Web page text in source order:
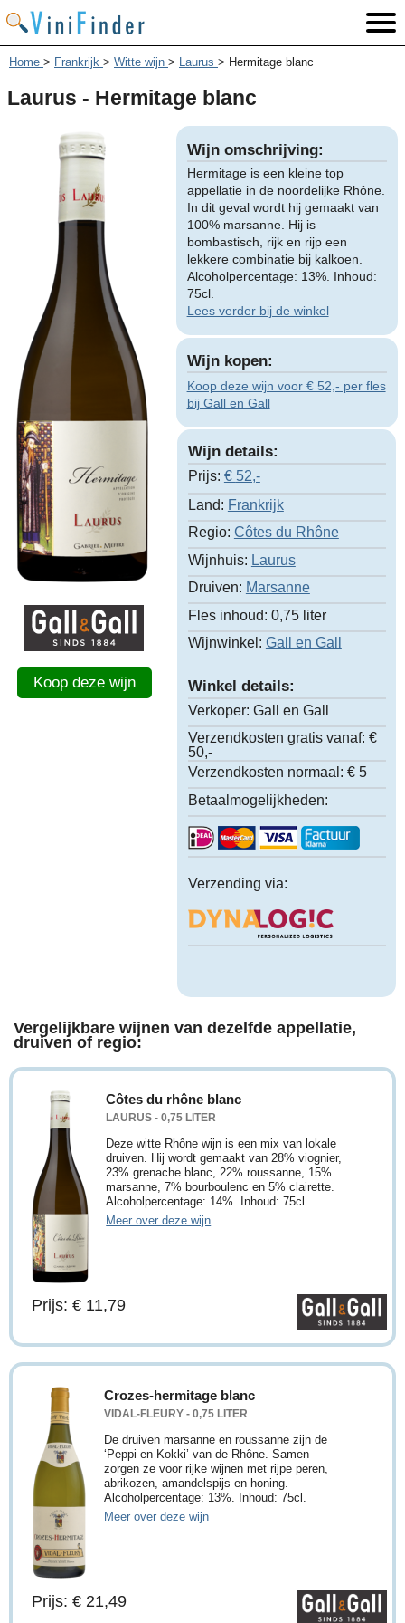
Home > Frankrijk > Witte wijn > Laurus > Hermitage blanc
Laurus - Hermitage blanc
Koop deze wijn
Wijn omschrijving:
Hermitage is een kleine top
appellatie in de noordelijke Rhône.
In dit geval wordt hij gemaakt van
100% marsanne. Hij is
bombastisch, rijk en rijp een
lekkere combinatie bij kalkoen.
Alcoholpercentage: 13%. Inhoud:
75cl.
Lees verder bij de winkel
Wijn kopen:
Koop deze wijn voor € 52,- per fles
bij Gall en Gall
Wijn details:
Prijs: € 52,-
Land: Frankrijk
Regio: Côtes du Rhône
Wijnhuis: Laurus
Druiven: Marsanne
Fles inhoud: 0,75 liter
Wijnwinkel: Gall en Gall
Winkel details:
Verkoper: Gall en Gall
Verzendkosten gratis vanaf: €
50,-
Verzendkosten normaal: € 5
Betaalmogelijkheden:
Verzending via:
Vergelijkbare wijnen van dezelfde appellatie,
druiven of regio:
Côtes du rhône blanc
LAURUS - 0,75 LITER
Deze witte Rhône wijn is een mix van lokale
druiven. Hij wordt gemaakt van 28% viognier,
23% grenache blanc, 22% roussanne, 15%
marsanne, 7% bourboulenc en 5% clairette.
Alcoholpercentage: 14%. Inhoud: 75cl.
Meer over deze wijn
Prijs: € 11,79
Crozes-hermitage blanc
VIDAL-FLEURY - 0,75 LITER
De druiven marsanne en roussanne zijn de
‘Peppi en Kokki’ van de Rhône. Samen
zorgen ze voor rijke wijnen met rijpe peren,
abrikozen, amandelspijs en honing.
Alcoholpercentage: 13%. Inhoud: 75cl.
Meer over deze wijn
Prijs: € 21,49